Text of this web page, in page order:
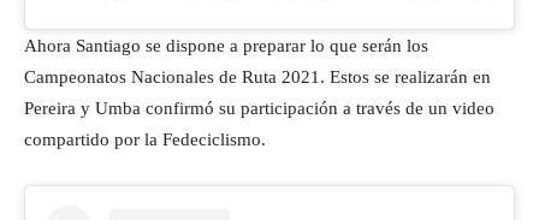
Ahora Santiago se dispone a preparar lo que serán los
Campeonatos Nacionales de Ruta 2021. Estos se realizarán en
Pereira y Umba confirmó su participación a través de un video
compartido por la Fedeciclismo.